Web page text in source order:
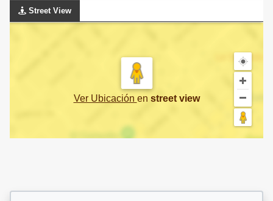
Street View
Ver Ubicación en street view